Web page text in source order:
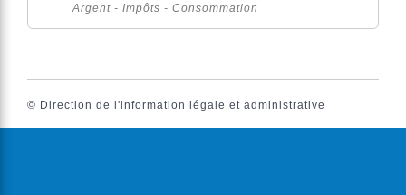
Argent - Impôts - Consommation
© Direction de l'information légale et administrative